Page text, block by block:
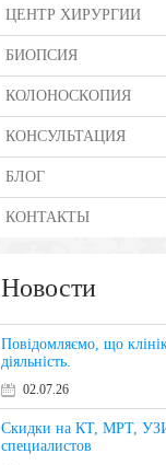
ЦЕНТР ХИРУРГИИ
БИОПСИЯ
КОЛОНОСКОПИЯ
КОНСУЛЬТАЦИЯ
БЛОГ
КОНТАКТЫ
Новости
Повідомляємо, що
діяльність.
02.07.26
Скидки на КТ, МРТ, УЗИ
специалистов